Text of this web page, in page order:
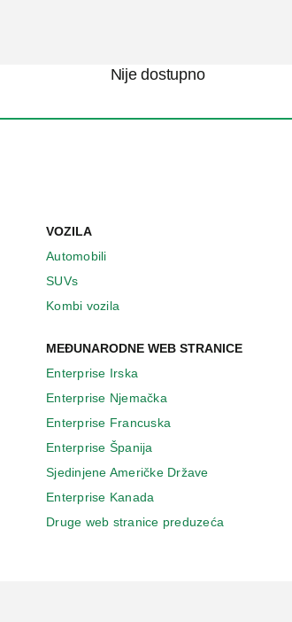
Nije dostupno
VOZILA
Automobili
SUVs
Kombi vozila
MEĐUNARODNE WEB STRANICE
Enterprise Irska
Enterprise Njemačka
Enterprise Francuska
Enterprise Španija
Sjedinjene Američke Države
Enterprise Κanada
Druge web stranice preduzeća